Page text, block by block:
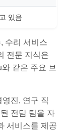
있음
수리 서비스
전문 지식은
같은 주요 브
진, 연구 직
전담 팀을 자
서비스를 제공